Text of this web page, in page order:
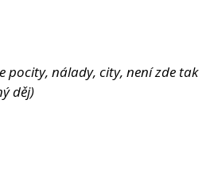
pocity, nálady, city, není zde tak
děj)